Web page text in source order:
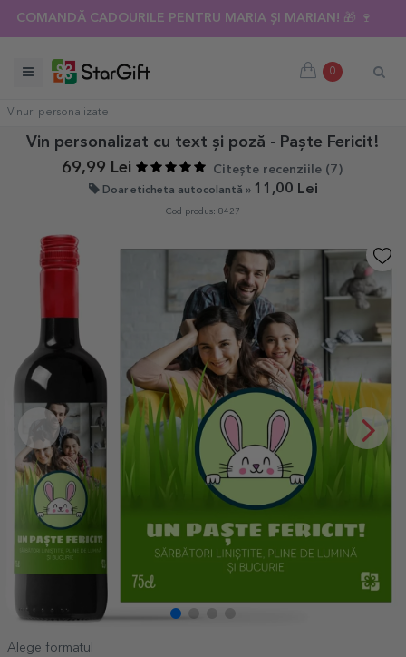
COMANDĂ CADOURILE PENTRU MARIA ȘI MARIAN! 🎁 🍷
0
Vinuri personalizate
Vin personalizat cu text și poză - Paște Fericit!
69,99 Lei
Citește recenziile ( 7 )
Doar eticheta autocolantă » 11,00 Lei
Cod produs: 8427
Alege formatul